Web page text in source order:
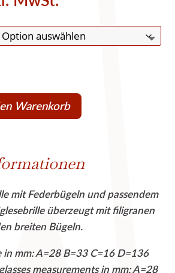
Warenkorb
mit Federbügeln und passendem
überzeugt mit filigranen
breiten Bügeln.
in mm: A=28 B=33 C=16 D=136
measurements in mm: A=28